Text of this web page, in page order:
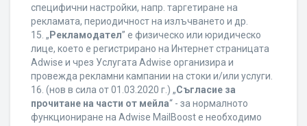
специфични настройки, напр. таргетиране на
рекламата, периодичност на излъчването и др.
15. „ Рекламодател” е физическо или юридическо
лице, което е регистрирано на Интернет страницата
Adwise и чрез Услугата Adwise организира и
провежда рекламни кампании на стоки и/или услуги.
16. (нов в сила от 01.03.2020 г.) „Съгласие за
прочитане на части от мейла“ - за нормалното
функциониране на Adwise MailBoost е необходимо